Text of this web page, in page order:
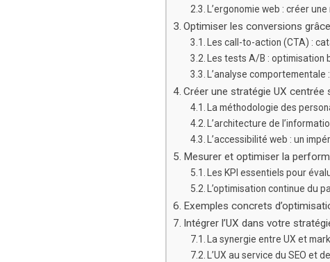
L’ergonomie web : créer
Optimiser les conversions grâce
Les call-to-action (CTA) :
Les tests A/B : optimisation
L’analyse
Créer une stratégie UX centrée
La méthodologie des
L’architecture de
L’accessibilité web : un
Mesurer et optimiser la
Les KPI essentiels pour
L’optimisation continue du
Exemples concrets
Intégrer l’UX dans votre
La synergie entre UX et
L’UX au service du SEO et